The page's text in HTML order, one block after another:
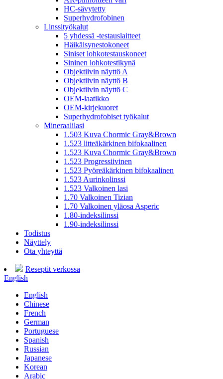
HC-sävytetty
Superhydrofobinen
Linssityökalut
5 yhdessä -testauslaitteet
Häikäisynestokoneet
Siniset lohkotestauskoneet
Sininen lohkotestikynä
Objektiivin näyttö A
Objektiivin näyttö B
Objektiivin näyttö C
OEM-laatikko
OEM-kirjekuoret
Superhydrofobiset työkalut
Mineraalilasi
1.503 Kuva Chormic Gray&Brown
1.523 litteäkärkinen bifokaalinen
1.523 Kuva Chormic Gray&Brown
1.523 Progressiivinen
1.523 Pyöreäkärkinen bifokaalinen
1.523 Aurinkolinssi
1.523 Valkoinen lasi
1.70 Valkoinen Tizian
1.70 Valkoinen yläosa Asperic
1.80-indeksilinssi
1.90-indeksilinssi
Todistus
Näyttely
Ota yhteyttä
Reseptit verkossa
English
English
Chinese
French
German
Portuguese
Spanish
Russian
Japanese
Korean
Arabic